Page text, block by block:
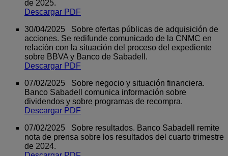
de 2025.
Descargar PDF
30/04/2025 Sobre ofertas públicas de adquisición de
acciones. Se redifunde comunicado de la CNMC en
relación con la situación del proceso del expediente
sobre BBVA y Banco de Sabadell.
Descargar PDF
07/02/2025 Sobre negocio y situación financiera.
Banco Sabadell comunica información sobre
dividendos y sobre programas de recompra.
Descargar PDF
07/02/2025 Sobre resultados. Banco Sabadell remite
nota de prensa sobre los resultados del cuarto trimestre
de 2024.